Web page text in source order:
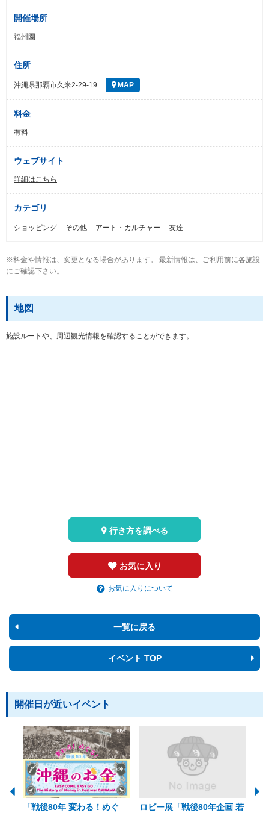
開催場所
福州園
住所
沖縄県那覇市久米2-29-19 MAP
料金
有料
ウェブサイト
詳細はこちら
カテゴリ
ショッピング その他 アート・カルチャー 友達
※料金や情報は、変更となる場合があります。 最新情報は、ご利用前に各施設
にご確認下さい。
地図
施設ルートや、周辺観光情報を確認することができます。
お気に入り
お気に入りについて
行き方を調べる
一覧に戻る
イベント TOP
開催日が近いイベント
「戦後80年 変わる！めぐ
ロビー展「戦後80年企画 若